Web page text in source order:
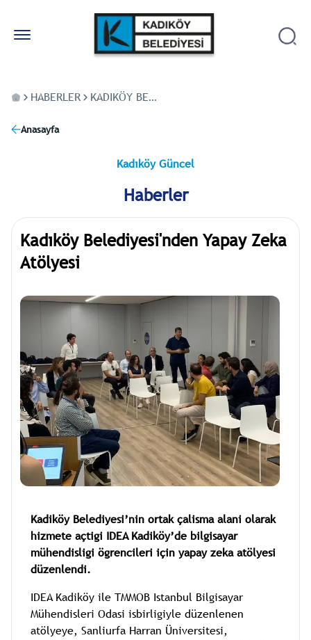
HABERLER KADIKÖY BELEDIYESI'NDEN YAPAY ZEKA ATÖLYESI
Anasayfa
Kadıköy Güncel
Haberler
Kadıköy Belediyesi'nden Yapay Zeka
Atölyesi
Kadiköy Belediyesi’nin ortak çalisma alani olarak
hizmete açtigi IDEA Kadiköy’de bilgisayar
mühendisligi ögrencileri için yapay zeka atölyesi
düzenlendi.
IDEA Kadiköy ile TMMOB Istanbul Bilgisayar
Mühendisleri Odasi isbirligiyle düzenlenen
atölyeye, Sanliurfa Harran Üniversitesi,